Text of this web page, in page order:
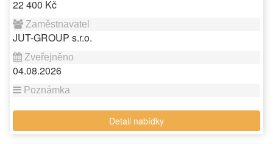
22 400 Kč
JUT-GROUP s.r.o.
04.08.2026
Detail nabídky